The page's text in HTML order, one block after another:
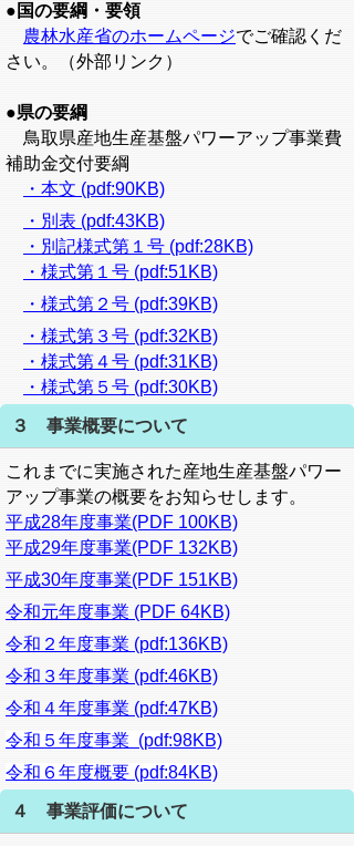
●国の要綱・要領
農林水産省のホームページでご確認くだ
さい。（外部リンク）
●県の要綱
鳥取県産地生産基盤パワーアップ事業費
補助金交付要綱
・本文 (pdf:90KB)
・別表 (pdf:43KB)
・別記様式第１号 (pdf:28KB)
・様式第１号 (pdf:51KB)
・様式第２号 (pdf:39KB)
・様式第３号 (pdf:32KB)
・様式第４号 (pdf:31KB)
・様式第５号 (pdf:30KB)
３ 事業概要について
これまでに実施された産地生産基盤パワー
アップ事業の概要をお知らせします。
平成28年度事業(PDF 100KB)
平成29年度事業(PDF 132KB)
平成30年度事業(PDF 151KB)
令和元年度事業 (PDF 64KB)
令和２年度事業 (pdf:136KB)
令和３年度事業 (pdf:46KB)
令和４年度事業 (pdf:47KB)
令和５年度事業 (pdf:98KB)
令和６年度概要 (pdf:84KB)
４ 事業評価について